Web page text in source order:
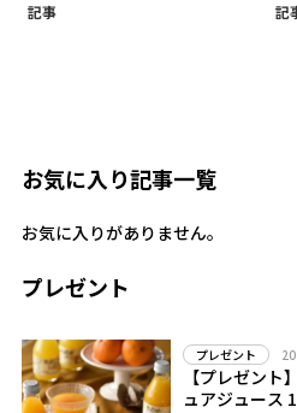
記事 記
お気に入り記事一覧
お気に入りがありません。
プレゼント
プレゼント
【プレゼン
ュアジュース